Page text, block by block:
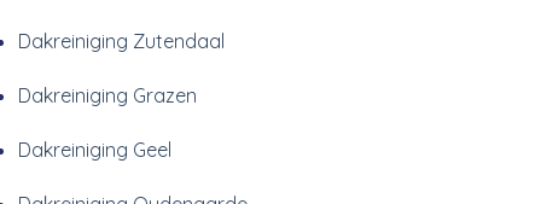
Dakreiniging Zutendaal
Dakreiniging Grazen
Dakreiniging Geel